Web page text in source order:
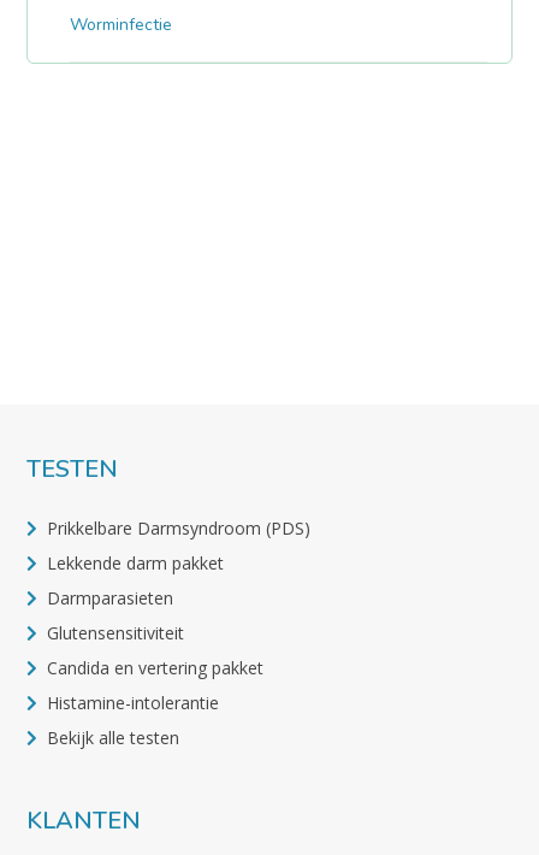
Worminfectie
TESTEN
Prikkelbare Darmsyndroom (PDS)
Lekkende darm pakket
Darmparasieten
Glutensensitiviteit
Candida en vertering pakket
Histamine-intolerantie
Bekijk alle testen
KLANTEN